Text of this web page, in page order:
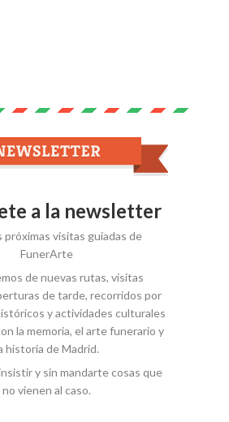
a la newsletter
próximas visitas guiadas de
FunerArte
de nuevas rutas, visitas
de tarde, recorridos por
y actividades culturales
la memoria, el arte funerario y
historia de Madrid.
y sin mandarte cosas que
no vienen al caso.